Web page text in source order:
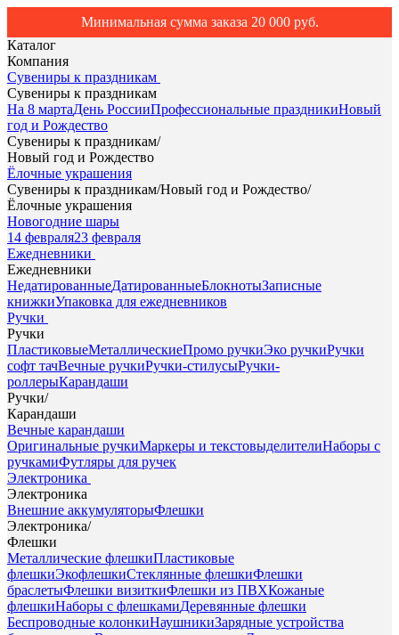
Минимальная сумма заказа 20 000 руб.
Каталог
Компания
Сувениры к праздникам
Сувениры к праздникам
На 8 мартаДень РоссииПрофессиональные праздникиНовый
год и Рождество
Сувениры к праздникам/
Новый год и Рождество
Ёлочные украшения
Сувениры к праздникам/Новый год и Рождество/
Ёлочные украшения
Новогодние шары
14 февраля23 февраля
Ежедневники
Ежедневники
НедатированныеДатированныеБлокнотыЗаписные
книжкиУпаковка для ежедневников
Ручки
Ручки
ПластиковыеМеталлическиеПромо ручкиЭко ручкиРучки
софт тачВечные ручкиРучки-стилусыРучки-
роллерыКарандаши
Ручки/
Карандаши
Вечные карандаши
Оригинальные ручкиМаркеры и текстовыделителиНаборы с
ручкамиФутляры для ручек
Электроника
Электроника
Внешние аккумуляторыФлешки
Электроника/
Флешки
Металлические флешкиПластиковые
флешкиЭкофлешкиСтеклянные флешкиФлешки
браслетыФлешки визиткиФлешки из ПВХКожаные
флешкиНаборы с флешкамиДеревянные флешки
Беспроводные колонкиНаушникиЗарядные устройства